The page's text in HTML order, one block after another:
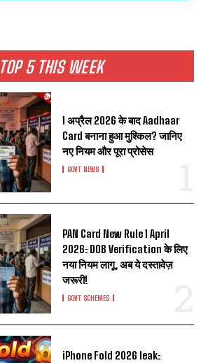
TOP 5 THIS WEEK
1 अप्रैल 2026 के बाद Aadhaar
Card बनाना हुआ मुश्किल? जानिए
नए नियम और पूरा प्रोसेस
GOVT NEWS
PAN Card New Rule 1 April
2026: DOB Verification के लिए
नया नियम लागू, अब ये दस्तावेज़
जरूरी!
GOVT SCHEMES
iPhone Fold 2026 leak: